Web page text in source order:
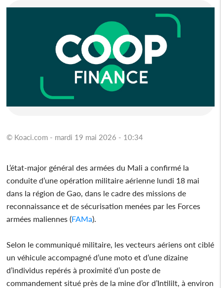
© Koaci.com - mardi 19 mai 2026 - 10:34
L’état-major général des armées du Mali a confirmé la
conduite d’une opération militaire aérienne lundi 18 mai
dans la région de Gao, dans le cadre des missions de
reconnaissance et de sécurisation menées par les Forces
armées maliennes (FAMa).
Selon le communiqué militaire, les vecteurs aériens ont ciblé
un véhicule accompagné d’une moto et d’une dizaine
d’individus repérés à proximité d’un poste de
commandement situé près de la mine d’or d’Intililt, à environ